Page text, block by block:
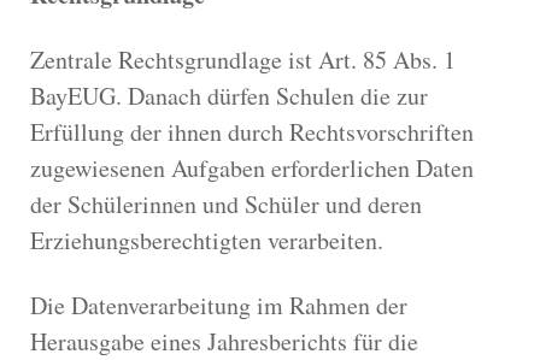
Zentrale Rechtsgrundlage ist Art. 85 Abs. 1
BayEUG. Danach dürfen Schulen die zur
Erfüllung der ihnen durch Rechtsvorschriften
zugewiesenen Aufgaben erforderlichen Daten
der Schülerinnen und Schüler und deren
Erziehungsberechtigten verarbeiten.
Die Datenverarbeitung im Rahmen der
Herausgabe eines Jahresberichts für die